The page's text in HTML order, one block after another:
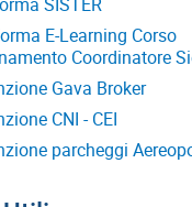
E-Learning Corso
Coordinatore
Gava Broker
CNI - CEI
parcheggi